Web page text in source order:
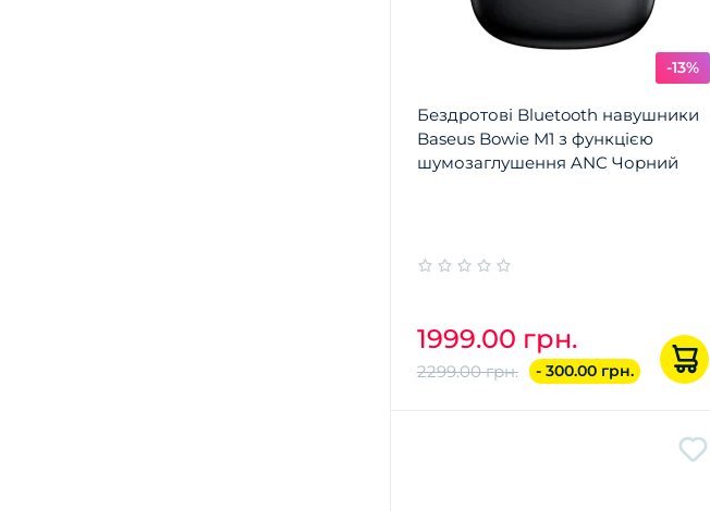
-13%
Бездротові Bluetooth навушники
Baseus Bowie M1 з функцією
шумозаглушення ANC Чорний
1999.00 грн.
2299.00 грн. - 300.00 грн.